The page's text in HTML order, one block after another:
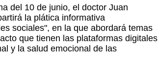
del 10 de junio, el doctor Juan
la plática informativa
sociales", en la que abordará temas
que tienen las plataformas digitales
y la salud emocional de las